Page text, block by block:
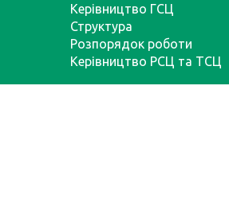
Керівництво ГСЦ
Структура
Розпорядок роботи
Керівництво РСЦ та ТСЦ